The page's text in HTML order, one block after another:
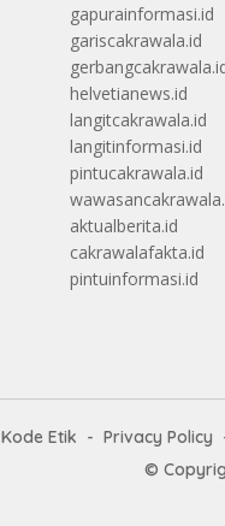
gapurainformasi.id
gariscakrawala.id
helvetianews.id
langitcakrawala.id
langitinformasi.id
pintucakrawala.id
aktualberita.id
cakrawalafakta.id
pintuinformasi.id
Kode Etik Privacy Policy
©